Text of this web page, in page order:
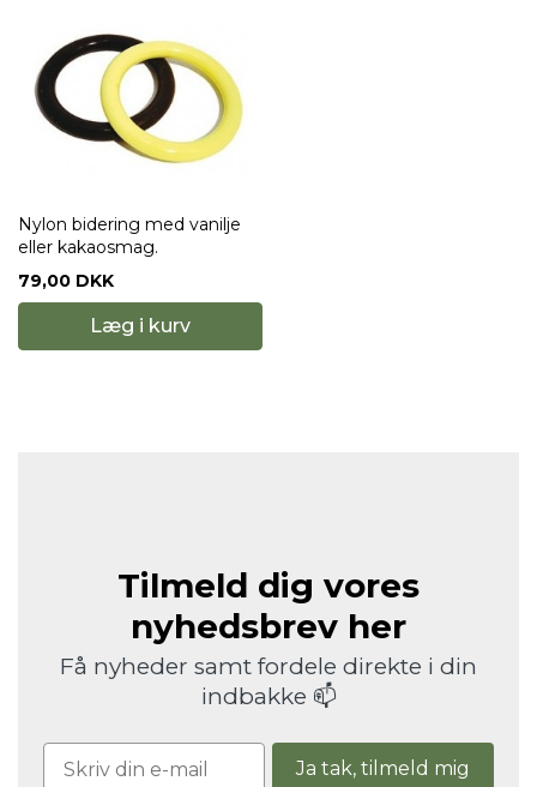
Nylon bidering med vanilje
eller kakaosmag.
79,00 DKK
Læg i kurv
Tilmeld dig vores
nyhedsbrev her
Få nyheder samt fordele direkte i din
indbakke 📫
Ja tak, tilmeld mig